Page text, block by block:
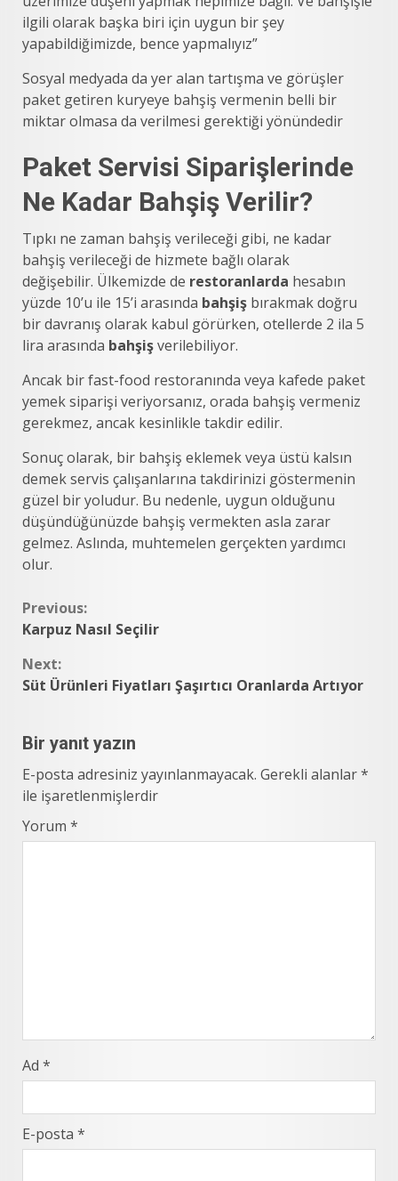
ilgili olarak başka biri için uygun bir şey
yapabildiğimizde, bence yapmalıyız”
Sosyal medyada da yer alan tartışma ve görüşler
paket getiren kuryeye bahşiş vermenin belli bir
miktar olmasa da verilmesi gerektiği yönündedir
Paket Servisi Siparişlerinde
Ne Kadar Bahşiş Verilir?
Tıpkı ne zaman bahşiş verileceği gibi, ne kadar
bahşiş verileceği de hizmete bağlı olarak
değişebilir. Ülkemizde de restoranlarda hesabın
yüzde 10’u ile 15’i arasında bahşiş bırakmak doğru
bir davranış olarak kabul görürken, otellerde 2 ila 5
lira arasında bahşişverilebiliyor.
Ancak bir fast-food restoranında veya kafede paket
yemek siparişi veriyorsanız, orada bahşiş vermeniz
gerekmez, ancak kesinlikle takdir edilir.
Sonuç olarak, bir bahşiş eklemek veya üstü kalsın
demek servis çalışanlarına takdirinizi göstermenin
güzel bir yoludur. Bu nedenle, uygun olduğunu
düşündüğünüzde bahşiş vermekten asla zarar
gelmez. Aslında, muhtemelen gerçekten yardımcı
olur.
Continue
Reading
Previous:
Karpuz Nasıl Seçilir
Next:
Süt Ürünleri Fiyatları Şaşırtıcı Oranlarda Artıyor
Bir yanıt yazın
E-posta adresiniz yayınlanmayacak. Gerekli alanlar*
ile işaretlenmişlerdir
Yorum *
Ad *
E-posta *